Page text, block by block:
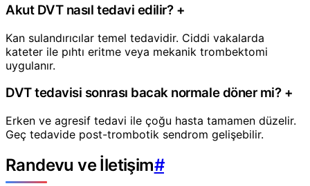
Akut DVT nasıl tedavi edilir? +
Kan sulandırıcılar temel tedavidir. Ciddi vakalarda
kateter ile pıhtı eritme veya mekanik trombektomi
uygulanır.
DVT tedavisi sonrası bacak normale döner mi? +
Erken ve agresif tedavi ile çoğu hasta tamamen düzelir.
Geç tedavide post-trombotik sendrom gelişebilir.
Randevu ve İletişim#